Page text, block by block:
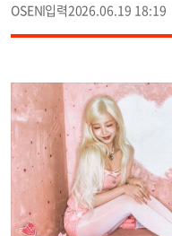
OSEN 2026.06.19 18:19